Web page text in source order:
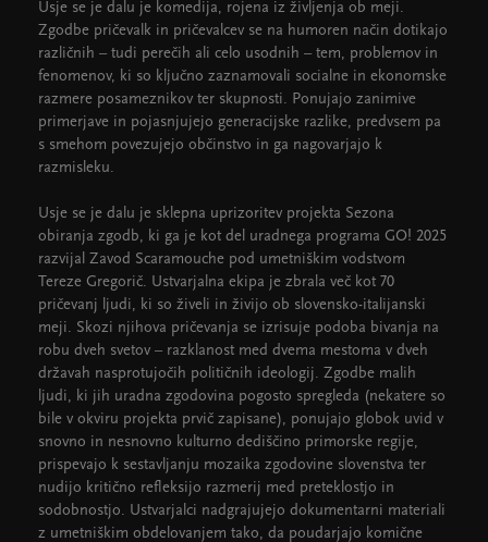
Usje se je dalu je komedija, rojena iz življenja ob meji.
Zgodbe pričevalk in pričevalcev se na humoren način dotikajo
različnih – tudi perečih ali celo usodnih – tem, problemov in
fenomenov, ki so ključno zaznamovali socialne in ekonomske
razmere posameznikov ter skupnosti. Ponujajo zanimive
primerjave in pojasnjujejo generacijske razlike, predvsem pa
s smehom povezujejo občinstvo in ga nagovarjajo k
razmisleku.
Usje se je dalu je sklepna uprizoritev projekta Sezona
obiranja zgodb, ki ga je kot del uradnega programa GO! 2025
razvijal Zavod Scaramouche pod umetniškim vodstvom
Tereze Gregorič. Ustvarjalna ekipa je zbrala več kot 70
pričevanj ljudi, ki so živeli in živijo ob slovensko-italijanski
meji. Skozi njihova pričevanja se izrisuje podoba bivanja na
robu dveh svetov – razklanost med dvema mestoma v dveh
državah nasprotujočih političnih ideologij. Zgodbe malih
ljudi, ki jih uradna zgodovina pogosto spregleda (nekatere so
bile v okviru projekta prvič zapisane), ponujajo globok uvid v
snovno in nesnovno kulturno dediščino primorske regije,
prispevajo k sestavljanju mozaika zgodovine slovenstva ter
nudijo kritično refleksijo razmerij med preteklostjo in
sodobnostjo. Ustvarjalci nadgrajujejo dokumentarni materiali
z umetniškim obdelovanjem tako, da poudarjajo komične